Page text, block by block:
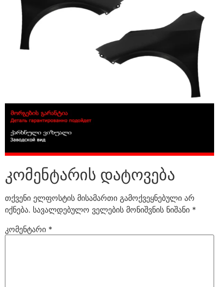
კომენტარის დატოვება
თქვენი ელფოსტის მისამართი გამოქვეყნებული არ
იქნება. სავალდებულო ველების მონიშვნის ნიშანი *
კომენტარი *